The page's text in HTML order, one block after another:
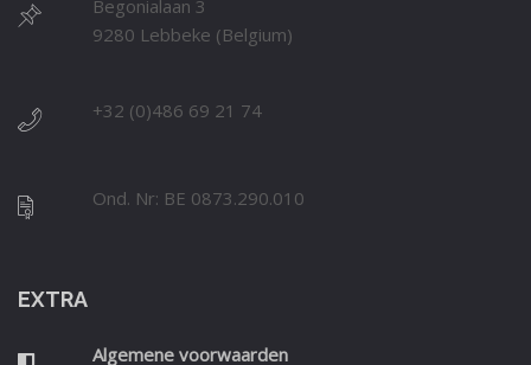
Begonialaan 3
9280 Lebbeke (Belgium)
+32 (0)486 69 21 74
Ond. Nr: BE 0873.290.010
EXTRA
Algemene voorwaarden